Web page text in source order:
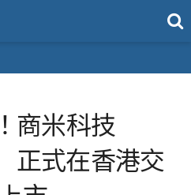
商米科技
正式在香港交